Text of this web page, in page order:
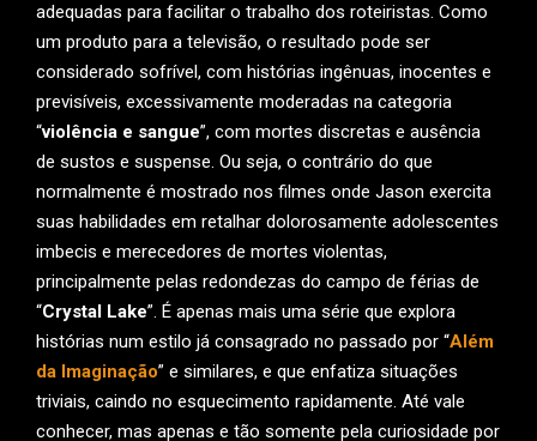
adequadas para facilitar o trabalho dos roteiristas. Como
um produto para a televisão, o resultado pode ser
considerado sofrível, com histórias ingênuas, inocentes e
previsíveis, excessivamente moderadas na categoria
“violência e sangue”, com mortes discretas e ausência
de sustos e suspense. Ou seja, o contrário do que
normalmente é mostrado nos filmes onde Jason exercita
suas habilidades em retalhar dolorosamente adolescentes
imbecis e merecedores de mortes violentas,
principalmente pelas redondezas do campo de férias de
“Crystal Lake”. É apenas mais uma série que explora
histórias num estilo já consagrado no passado por “Além
da Imaginação” e similares, e que enfatiza situações
triviais, caindo no esquecimento rapidamente. Até vale
conhecer, mas apenas e tão somente pela curiosidade por